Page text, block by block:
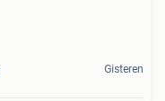
Gisteren